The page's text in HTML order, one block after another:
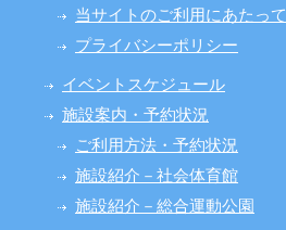
当サイトのご利用にあたって
プライバシーポリシー
イベントスケジュール
施設案内・予約状況
ご利用方法・予約状況
施設紹介－社会体育館
施設紹介－総合運動公園